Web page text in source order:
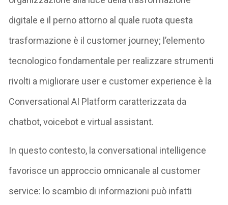
digitale e il perno attorno al quale ruota questa
trasformazione è il customer journey; l’elemento
tecnologico fondamentale per realizzare strumenti
rivolti a migliorare user e customer experience è la
Conversational AI Platform caratterizzata da
chatbot, voicebot e virtual assistant.
In questo contesto, la conversational intelligence
favorisce un approccio omnicanale al customer
service: lo scambio di informazioni può infatti